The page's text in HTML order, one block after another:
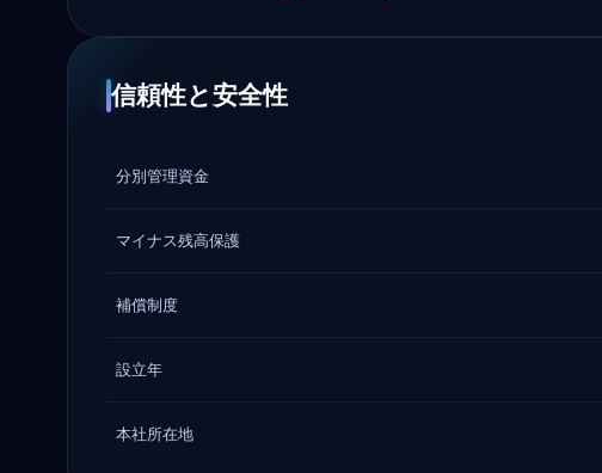
信頼性と安全性
分別管理資金
マイナス残高保護
補償制度
設立年
本社所在地